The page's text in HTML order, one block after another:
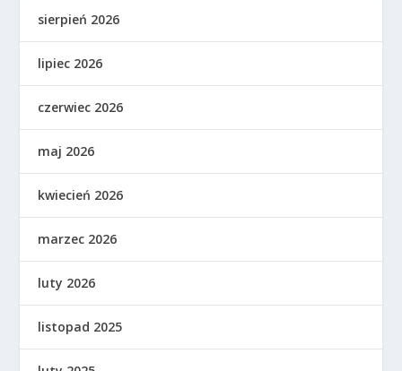
sierpień 2026
lipiec 2026
czerwiec 2026
maj 2026
kwiecień 2026
marzec 2026
luty 2026
listopad 2025